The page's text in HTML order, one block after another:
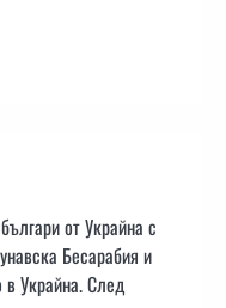
от Украйна с
Бесарабия и
в Украйна. След